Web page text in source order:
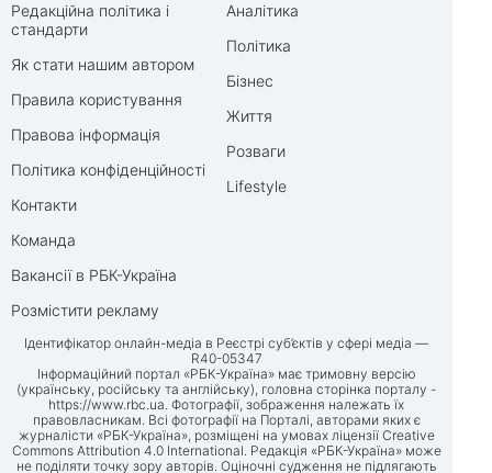
Редакційна політика і
стандарти
Як стати нашим автором
Правила користування
Правова інформація
Політика конфіденційності
Контакти
Команда
Вакансії в РБК-Україна
Розмістити рекламу
Аналітика
Політика
Бізнес
Життя
Розваги
Lifestyle
Ідентифікатор онлайн-медіа в Реєстрі суб’єктів у сфері медіа —
R40-05347
Інформаційний портал «РБК-Україна» має тримовну версію
(українську, російську та англійську), головна сторінка порталу -
https://www.rbc.ua. Фотографії, зображення належать їх
правовласникам. Всі фотографії на Порталі, авторами яких є
журналісти «РБК-Україна», розміщені на умовах ліцензії Creative
Commons Attribution 4.0 International. Редакція «РБК-Україна» може
не поділяти точку зору авторів. Оціночні судження не підлягають